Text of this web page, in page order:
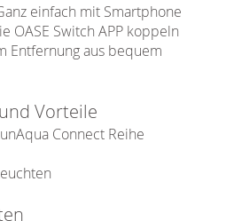
einfach mit Smartphone
OASE Switch APP koppeln
Entfernung aus bequem
Vorteile
Connect Reihe